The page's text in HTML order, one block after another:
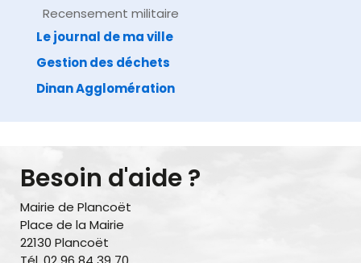
Recensement militaire
Le journal de ma ville
Gestion des déchets
Dinan Agglomération
Besoin d'aide ?
Mairie de Plancoët
Place de la Mairie
22130 Plancoët